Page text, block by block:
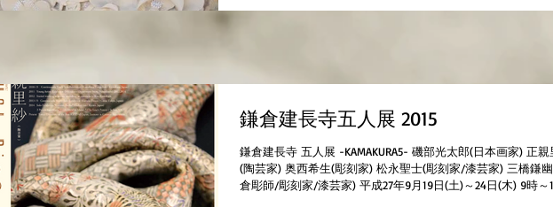
鎌倉建長寺五人展 2015
鎌倉建長寺 五人展 -KAMAKURA5- 磯部光太郎(日本画家) 正親
(陶芸家) 奥西希生(彫刻家) 松永聖士(彫刻家/漆芸家) 三橋鎌
倉彫師/彫刻家/漆芸家) 平成27年9月19日(土)～24日(木) 9時～